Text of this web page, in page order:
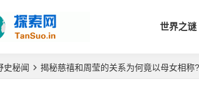
世界之谜
史秘闻 揭秘慈禧和周莹的关系为何竟以母女相称?